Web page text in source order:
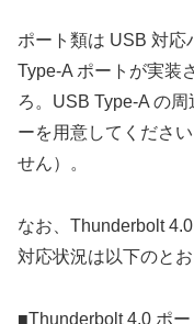
ポート類は USB 対応
Type-A ポートが実装
ろ。USB Type-A の
ーを用意してくださ
せん）。
なお、Thunderbolt
対応状況は以下のとお
■Thunderbolt 4.0 ポ